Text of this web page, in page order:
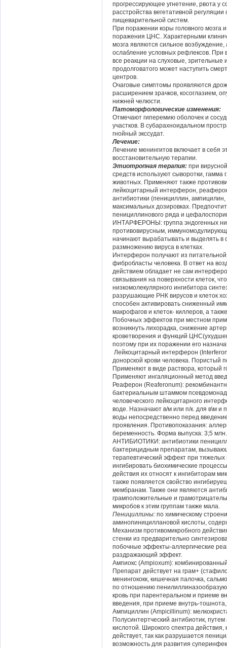
прогрессирующее угнетение, рвота у
расстройства вегетативной
пищеварительной систем.
При поражении коры головного мозга
поражения ЦНС. Характерными
мозга являются сильное
ослабление условных рефлексов. При
все реакции на слуховые,
продолговатого может наступить
центров.
Очаговые симптомы проявляются
расширением зрачков, косоглазием,
нижней челюсти.
Патоморфологические изменения:
Отмечают гиперемию оболочек и
участков. В субарахноидальном
гнойный экссудат.
Лечение:
Лечение менингитов включает в себя
восстановительную терапии.
Этиотропная терапия: при
средств используют сыворотки,
животных. Применяют также
лейкоцитарный интерферон,
антибиотики (пенициллин,
максимальных дозировках.
пенициллинового ряда и
ИНТАРФЕРОНЫ: группа эндогенных
противовирусным,
начинают вырабатывать и выделять
размножению вируса в клетках.
Интерферон получают из
фибробласты человека. В ответ на
действием обладает не сам
связывания на поверхности клеток,
низкомолекулярного ингибитора
разрушающие РНК вирусов и клеток
способен активировать сниженный
макрофагов и клеток- киллеров, а
Побочных эффектов при местном
возникнуть лихорадка, снижение
кроветворения и функций
поэтому при их поражении его
Лейкоцитарный интерферон
донорской крови человека. Пористый
Применяют в виде раствора, который
Применяют ингаляционный метод
Реаферон (Reaferonum):
бактериальным штаммом
человеческого лейкоцитарного
воде. Назначают в/м или п/к. для в\м и
воды непосредственно перед
проявления. Противопоказания:
беременность. Форма выпуска: 3;5
АНТИБИОТИКИ: антибиотики
бактерицидным препаратам,
терапевтический эффект при
ингибировать биохимические
действия их относят к ингибиторам
также появляется свойство
мембранам. Также они являются
грамположительные и
микробов к этим группам также мала.
Пенициллины: по химическому
аминопинициллановой кислоты,
Механизм противомикробного
стенки из предварительно
побочные эффекты-аллергические
раздражающий эффект.
Ампиокс (Ampioxum):
Препарат действует на грам+
менингококк, кишечная палочка,
по отношению
кровь при парентеральном и приеме
введения, при приеме внутрь-
Ампициллин (Ampicillinum):
Полусинтертческий антибиотик,
кислотой. Широкого спектра
действует, так как разрушается
возможность для развития